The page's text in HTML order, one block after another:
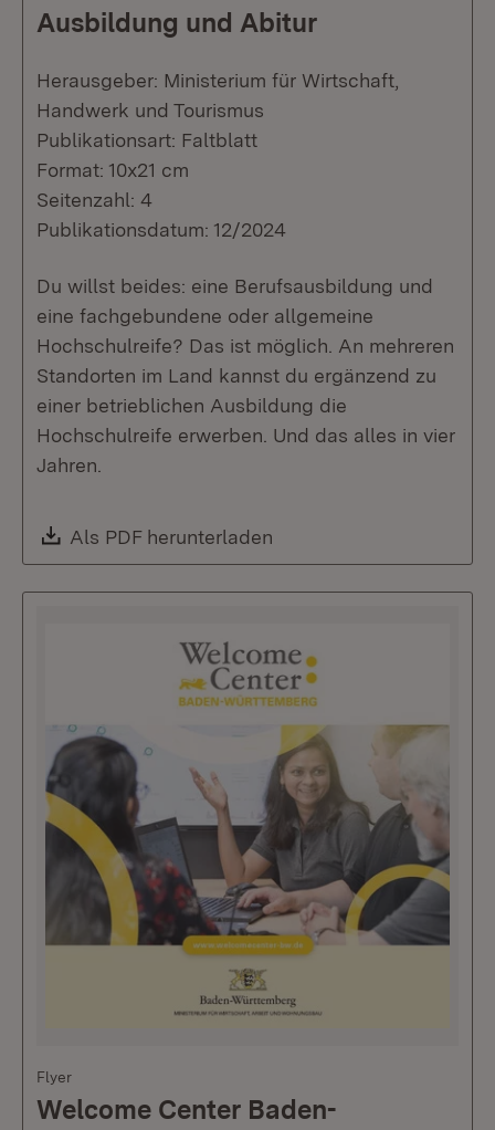
Ausbildung und Abitur
Herausgeber: Ministerium für Wirtschaft,
Handwerk und Tourismus
Publikationsart: Faltblatt
Format: 10x21 cm
Seitenzahl: 4
Publikationsdatum: 12/2024
Du willst beides: eine Berufsausbildung und
eine fachgebundene oder allgemeine
Hochschulreife? Das ist möglich. An mehreren
Standorten im Land kannst du ergänzend zu
einer betrieblichen Ausbildung die
Hochschulreife erwerben. Und das alles in vier
Jahren.
Download:
Als PDF herunterladen
Flyer
Welcome Center Baden-